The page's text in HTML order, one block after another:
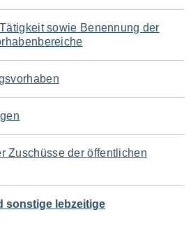
sowie Benennung der
Zuschüsse der öffentlichen
sonstige lebzeitige